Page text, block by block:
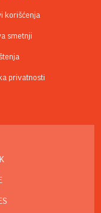
korišćenja
smetnji
privatnosti